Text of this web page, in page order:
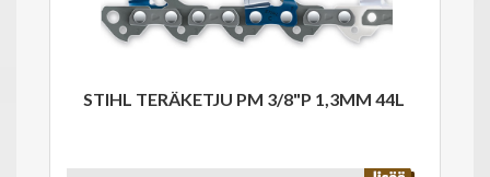
STIHL TERÄKETJU PM 3/8"P 1,3MM 44L